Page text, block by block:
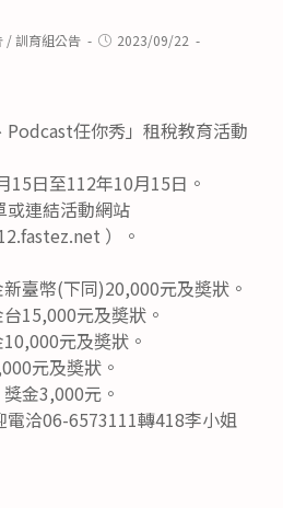
/訓育組公告
Post2023/09/22
Podcast任你秀」租稅教育活動
15日至112年10月15日。
或連結活動網站
）。
臺幣(下同)20,000元及奬狀。
15,000元及奬狀。
元及奬狀。
元及奬狀。
金3,000元。
電洽06-6573111轉418李小姐